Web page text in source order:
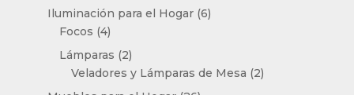
Iluminación para el Hogar 66
Focos 44
productos
Lámparas 22
productos
Veladores y Lámparas de Mesa 22